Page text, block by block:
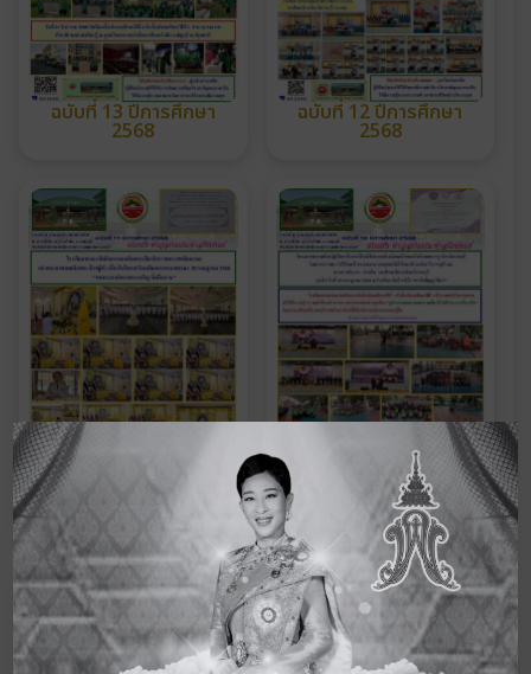
ฉบับที่ 13 ปีการศึกษา
2568
ฉบับที่ 12 ปีการศึกษา
2568
ฉบับที่ 11 ปีการศึกษา ฉบับที่ 10 ปีการศึกษา
2568